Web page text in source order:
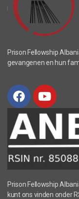
Prison Fellowship
gevangenen en hun
Prison Fellowship
kunt ons vinden onder